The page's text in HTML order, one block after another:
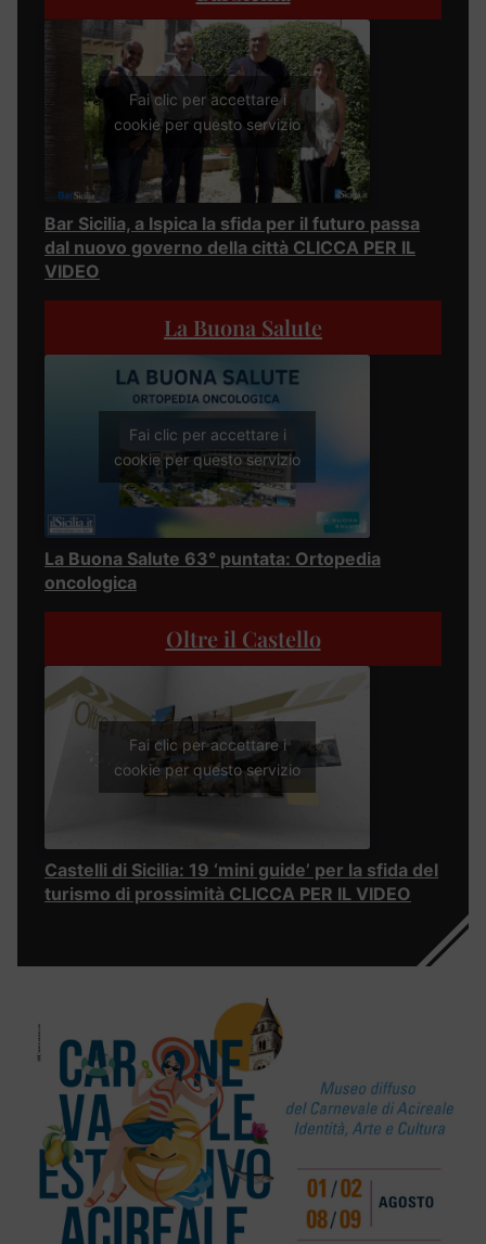
Fai clic per accettare i
cookie per questo servizio
Bar Sicilia, a Ispica la sfida per il futuro passa
dal nuovo governo della città CLICCA PER IL
VIDEO
La Buona Salute
Fai clic per accettare i
cookie per questo servizio
La Buona Salute 63° puntata: Ortopedia
oncologica
Oltre il Castello
Fai clic per accettare i
cookie per questo servizio
Castelli di Sicilia: 19 ‘mini guide’ per la sfida del
turismo di prossimità CLICCA PER IL VIDEO